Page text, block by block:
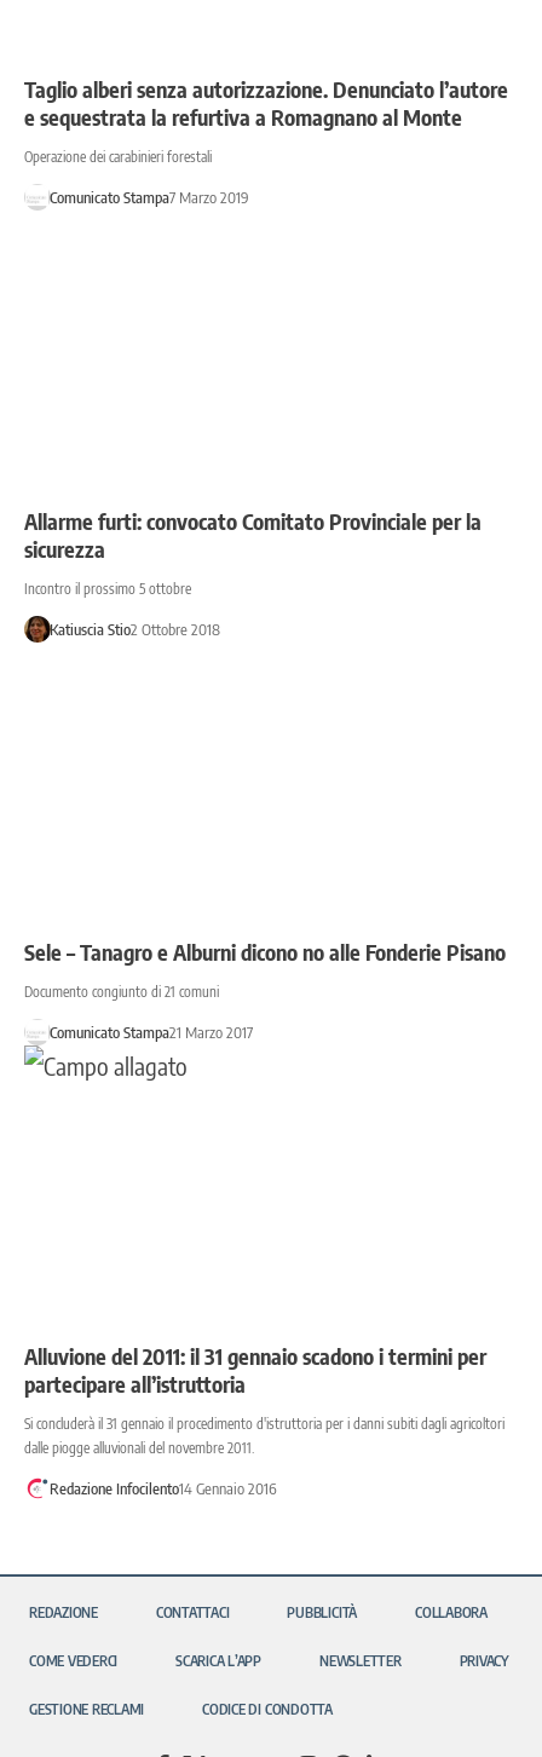
Taglio alberi senza autorizzazione. Denunciato l’autore
e sequestrata la refurtiva a Romagnano al Monte
Operazione dei carabinieri forestali
Comunicato Stampa7 Marzo 2019
Allarme furti: convocato Comitato Provinciale per la
sicurezza
Incontro il prossimo 5 ottobre
Katiuscia Stio2 Ottobre 2018
Sele – Tanagro e Alburni dicono no alle Fonderie Pisano
Documento congiunto di 21 comuni
Comunicato Stampa21 Marzo 2017
Alluvione del 2011: il 31 gennaio scadono i termini per
partecipare all’istruttoria
Si concluderà il 31 gennaio il procedimento d'istruttoria per i danni subiti dagli agricoltori
dalle piogge alluvionali del novembre 2011.
Redazione Infocilento14 Gennaio 2016
REDAZIONE CONTATTACI PUBBLICITÀ COLLABORA
COME VEDERCI SCARICA L’APP NEWSLETTER PRIVACY
GESTIONE RECLAMI CODICE DI CONDOTTA